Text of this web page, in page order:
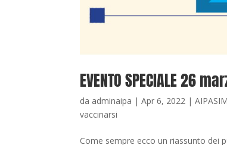
EVENTO SPECIALE 26
da adminaipa |Apr 6, 2022 |
vaccinarsi
Come sempre ecco un riassunto dei